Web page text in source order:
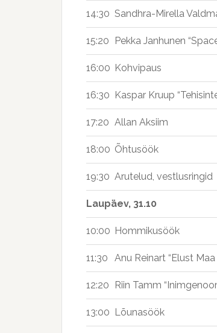
14:30 Sandhra-Mirella
15:20 Pekka Janhunen
16:00 Kohvipaus
16:30 Kaspar Kruup
17:20 Allan Aksiim
18:00 Õhtusöök
19:30 Arutelud, vestlusringid
Laupäev, 31.10
10:00 Hommikusöök
11:30 Anu Reinart “Elust
12:20 Riin Tamm
13:00 Lõunasöök